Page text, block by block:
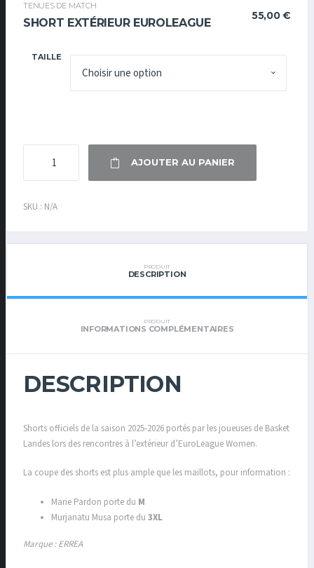
TENUES DE MATCH
SHORT EXTÉRIEUR EUROLEAGUE
55,00€
TAILLE
SHORT
EUROLEAGUE
AJOUTER AU PANIER
SKU : N/A
PRODUIT
DESCRIPTION
PRODUIT
INFORMATIONS COMPLÉMENTAIRES
DESCRIPTION
Shorts officiels de la saison 2025-2026 portés par les joueuses de Basket
Landes lors des rencontres à l’extérieur d’EuroLeague Women.
La coupe des shorts est plus ample que les maillots, pour information :
Marie Pardon porte du M
Murjanatu Musa porte du 3XL
Marque : ERREA